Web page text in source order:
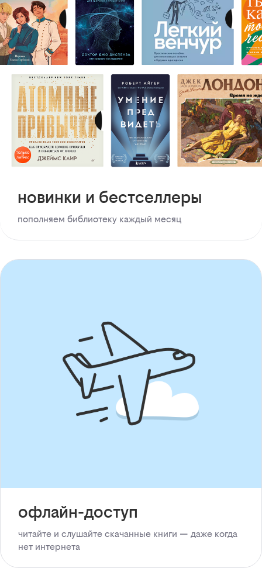
новинки и бестселлеры
пополняем библиотеку каждый месяц
офлайн-доступ
читайте и слушайте скачанные книги — даже когда
нет интернета